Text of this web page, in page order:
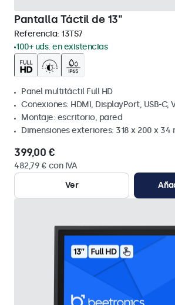
Pantalla Táctil de 13"
Referencia: 13TS7
100+ uds. en existencias
Panel multitáctil Full HD
Conexiones: HDMI, DisplayPort, USB-C,
Montaje: escritorio, pared
Dimensiones exteriores: 318 x 200 x 34
399,00 €
482,79 € con IVA
Ver